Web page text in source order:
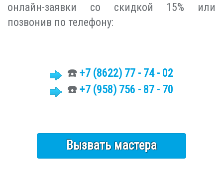
онлайн-заявки со скидкой 15% или
позвонив по телефону:
☎️ +7 (8622) 77 - 74 - 02
☎️ +7 (958) 756 - 87 - 70
Вызвать мастера